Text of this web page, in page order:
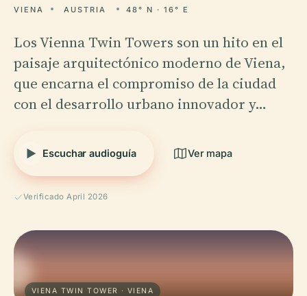
VIENA AUSTRIA 48° N · 16° E
Los Vienna Twin Towers son un hito en el
paisaje arquitectónico moderno de Viena,
que encarna el compromiso de la ciudad
con el desarrollo urbano innovador y…
Escuchar audioguía Ver mapa
Verificado April 2026
VIENA TWIN TOWER · VIENA